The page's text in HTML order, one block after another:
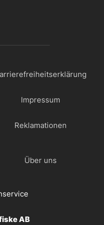
Impressum
Reklamationen
Über uns
AB